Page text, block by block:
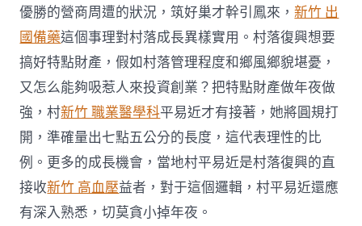
優勝的營商周遭的狀況，筑好巢才幹引鳳來，新竹 出
國備藥這個事理對村落成長異樣實用。村落復興想要
搞好特點財產，假如村落管理程度和鄉風鄉貌堪憂，
又怎么能夠吸惹人來投資創業？把特點財產做年夜做
強，村新竹 職業醫學科平易近才有接著，她將圓規打
開，準確量出七點五公分的長度，這代表理性的比
例。更多的成長機會，當地村平易近是村落復興的直
接收新竹 高血壓益者，對于這個邏輯，村平易近還應
有深入熟悉，切莫貪小掉年夜。